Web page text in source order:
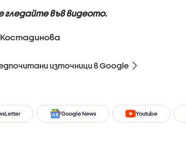
гледайте във видеото.
източници в Google
Google News Youtube